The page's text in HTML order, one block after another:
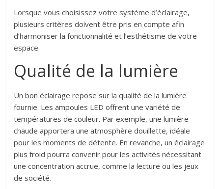
Lorsque vous choisissez votre système d’éclairage,
plusieurs critères doivent être pris en compte afin
d’harmoniser la fonctionnalité et l’esthétisme de votre
espace.
Qualité de la lumière
Un bon éclairage repose sur la qualité de la lumière
fournie. Les ampoules LED offrent une variété de
températures de couleur. Par exemple, une lumière
chaude apportera une atmosphère douillette, idéale
pour les moments de détente. En revanche, un éclairage
plus froid pourra convenir pour les activités nécessitant
une concentration accrue, comme la lecture ou les jeux
de société.